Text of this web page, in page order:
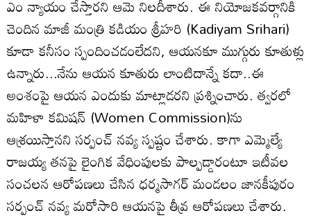
ఎం న్యాయం చేస్తారని ఆమె నిలదీశారు. ఈ నియోజకవర్గానికి
చెందిన మాజీ మంత్రి కడియం శ్రీహరి (Kadiyam Srihari)
కూడా కనీసం స్పందించడంలేదని, ఆయనకూ ముగ్గురు కూతుళ్లు
ఉన్నారు...నేను ఆయన కూతురు లాంటిదాన్నే కదా..ఈ
అంశంపై ఆయన ఎందుకు మాట్లాడరని ప్రశ్నించారు. త్వరలో
మహిళా కమిషన్‌ (Women Commission)ను
ఆశ్రయిస్తానని సర్పంచ్ నవ్య స్పష్టం చేశారు. కాగా ఎమ్మెల్యే
రాజయ్య తనపై లైంగిక వేధింపులకు పాల్పడ్డారంటూ ఇటీవల
సంచలన ఆరోపణలు చేసిన ధర్మసాగర్‌ మండలం జానకీపురం
సర్పంచ్‌ నవ్య మరోసారి ఆయనపై తీవ్ర ఆరోపణలు చేశారు.